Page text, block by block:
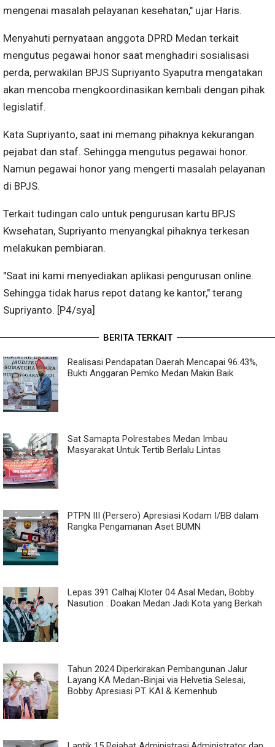
mengenai masalah pelayanan kesehatan," ujar Haris.
Menyahuti pernyataan anggota DPRD Medan terkait
mengutus pegawai honor saat menghadiri sosialisasi
perda, perwakilan BPJS Supriyanto Syaputra mengatakan
akan mencoba mengkoordinasikan kembali dengan pihak
legislatif.
Kata Supriyanto, saat ini memang pihaknya kekurangan
pejabat dan staf. Sehingga mengutus pegawai honor.
Namun pegawai honor yang mengerti masalah pelayanan
di BPJS.
Terkait tudingan calo untuk pengurusan kartu BPJS
Kwsehatan, Supriyanto menyangkal pihaknya terkesan
melakukan pembiaran.
"Saat ini kami menyediakan aplikasi pengurusan online.
Sehingga tidak harus repot datang ke kantor," terang
Supriyanto. [P4/sya]
BERITA TERKAIT
Realisasi Pendapatan Daerah Mencapai 96.43%,
Bukti Anggaran Pemko Medan Makin Baik
Sat Samapta Polrestabes Medan Imbau
Masyarakat Untuk Tertib Berlalu Lintas
PTPN III (Persero) Apresiasi Kodam I/BB dalam
Rangka Pengamanan Aset BUMN
Lepas 391 Calhaj Kloter 04 Asal Medan, Bobby
Nasution : Doakan Medan Jadi Kota yang Berkah
Tahun 2024 Diperkirakan Pembangunan Jalur
Layang KA Medan-Binjai via Helvetia Selesai,
Bobby Apresiasi PT. KAI & Kemenhub